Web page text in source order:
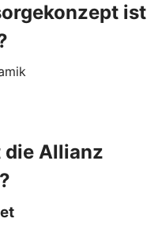
ist
die Allianz